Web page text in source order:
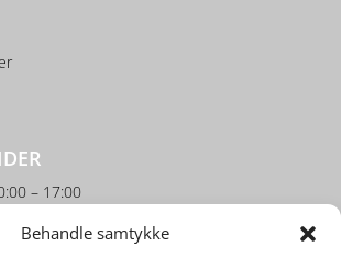
Behandle samtykke
– 17:00
16:00